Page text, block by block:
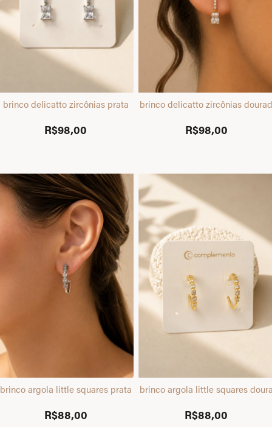
brinco delicatto zircônias prata
R$98,00
brinco delicatto zircônias
R$98,00
brinco argola little squares prata
R$88,00
brinco argola little squares
R$88,00